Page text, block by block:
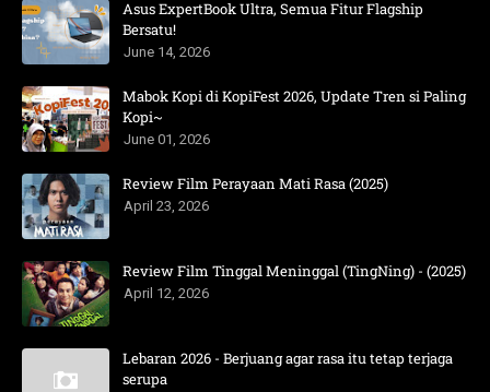
Asus ExpertBook Ultra, Semua Fitur Flagship
Bersatu!
June 14, 2026
Mabok Kopi di KopiFest 2026, Update Tren si Paling
Kopi~
June 01, 2026
Review Film Perayaan Mati Rasa (2025)
April 23, 2026
Review Film Tinggal Meninggal (TingNing) - (2025)
April 12, 2026
Lebaran 2026 - Berjuang agar rasa itu tetap terjaga
serupa